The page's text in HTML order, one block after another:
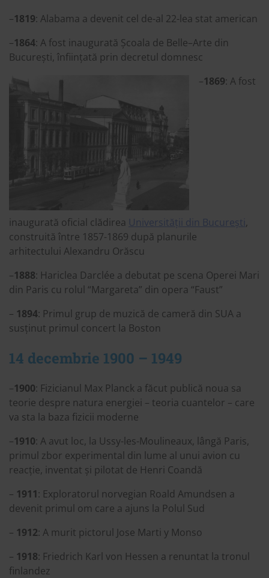
–1819: Alabama a devenit cel de-al 22-lea stat american
–1864: A fost inaugurată Școala de Belle–Arte din
București, înființată prin decretul domnesc
–1869: A fost
inaugurată oficial clădirea Universității din București ,
construită între 1857-1869 după planurile
arhitectului Alexandru Orăscu
–1888: Hariclea Darclée a debutat pe scena Operei Mari
din Paris cu rolul “Margareta” din opera “Faust”
– 1894: Primul grup de muzică de cameră din SUA a
susținut primul concert la Boston
14 decembrie 1900 – 1949
–1900: Fizicianul Max Planck a făcut publică noua sa
teorie despre natura energiei – teoria cuantelor – care
va sta la baza fizicii moderne
–1910: A avut loc, la Ussy-les-Moulineaux, lângă Paris,
primul zbor experimental din lume al unui avion cu
reacție, inventat și pilotat de Henri Coandă
– 1911 : Exploratorul norvegian Roald Amundsen a
devenit primul om care a ajuns la Polul Sud
– 1912: A murit pictorul Jose Marti y Monso
– 1918: Friedrich Karl von Hessen a renuntat la tronul
finlandez